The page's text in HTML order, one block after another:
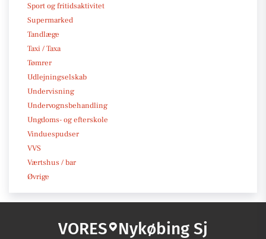
Sport og fritidsaktivitet
Supermarked
Tandlæge
Taxi / Taxa
Tømrer
Udlejningselskab
Undervisning
Undervognsbehandling
Ungdoms- og efterskole
Vinduespudser
VVS
Værtshus / bar
Øvrige
VORES Nykøbing Sj